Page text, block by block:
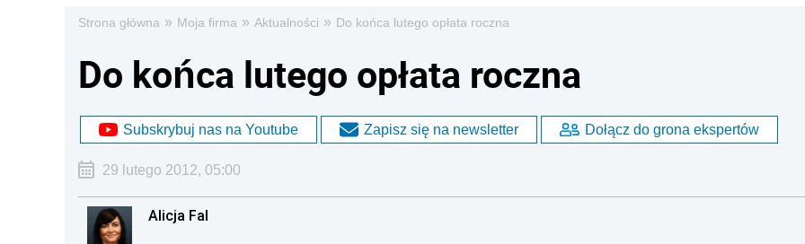
Strona główna » Moja firma » Aktualności » Do końca lutego opłata roczna
Do końca lutego opłata roczna
Subskrybuj nas na Youtube Zapisz się na newsletter Dołącz do grona ekspertów
29 lutego 2012, 05:00
Alicja Fal